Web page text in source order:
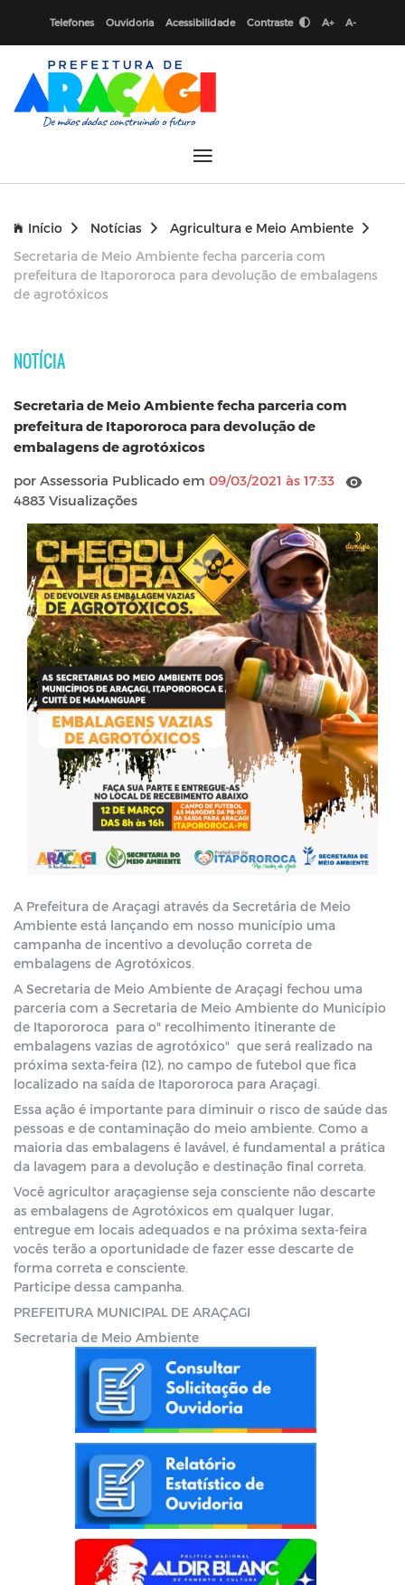
Telefones Ouvidoria Acessibilidade Contraste A+ A-
Início Notícias
Agricultura e Meio Ambiente
Secretaria de Meio Ambiente fecha parceria com
prefeitura de Itapororoca para devolução de embalagens
de agrotóxicos
NOTÍCIA
Secretaria de Meio Ambiente fecha parceria com
prefeitura de Itapororoca para devolução de
embalagens de agrotóxicos
por Assessoria Publicado em 09/03/2021 às 17:33
4883 Visualizações
A Prefeitura de Araçagi através da Secretária de Meio
Ambiente está lançando em nosso município uma
campanha de incentivo a devolução correta de
embalagens de Agrotóxicos.
A Secretaria de Meio Ambiente de Araçagi fechou uma
parceria com a Secretaria de Meio Ambiente do Município
de Itapororoca  para o" recolhimento itinerante de
embalagens vazias de agrotóxico"  que será realizado na
próxima sexta-feira (12), no campo de futebol que fica
localizado na saída de Itapororoca para Araçagi.
Essa ação é importante para diminuir o risco de saúde das
pessoas e de contaminação do meio ambiente. Como a
maioria das embalagens é lavável, é fundamental a prática
da lavagem para a devolução e destinação final correta.
Você agricultor araçagiense seja consciente não descarte
as embalagens de Agrotóxicos em qualquer lugar,
entregue em locais adequados e na próxima sexta-feira
vocês terão a oportunidade de fazer esse descarte de
forma correta e consciente.
Participe dessa campanha.
PREFEITURA MUNICIPAL DE ARAÇAGI
Secretaria de Meio Ambiente